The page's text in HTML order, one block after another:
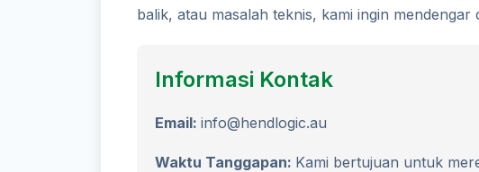
balik, atau masalah teknis, kami ingin mendengar
Informasi Kontak
Email: info@hendlogic.au
Waktu Tanggapan: Kami bertujuan untuk